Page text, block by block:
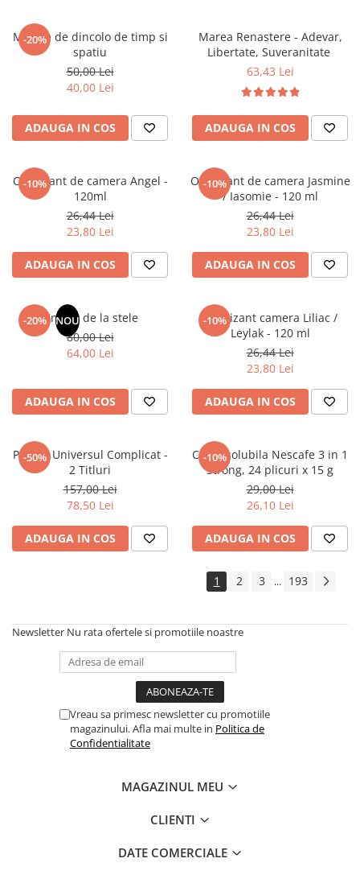
Teatru
Teens Book Club
Birotica & Papetarie
Adezivi si benzi adezive
Accesorii Arhivare
Hartie si Accesorii
Instrumente de scris
Organizare si Arhivare
Articole scolare
Arta
Caiete si Carnetele scolare
Ghiozdane si Penare scolare
Instrumente si Truse Geometrie
Seturi scolare
Calculator
Consumabile & Accesorii
Cadouri
Carti in dar
Literatura Romana
Carte Prescolara, Joc
Carti cartonate
-20%
Mesaje de dincolo de timp si
spatiu
50,00 Lei
40,00 Lei
ADAUGA IN COS
Marea Renastere - Adevar,
Libertate, Suveranitate
63,43 Lei
ADAUGA IN COS
-10%
Odorizant de camera Angel -
120ml
26,44 Lei
23,80 Lei
ADAUGA IN COS
-10%
Odorizant de camera Jasmine
/ Iasomie - 120 ml
26,44 Lei
23,80 Lei
ADAUGA IN COS
-20% NOU
Un dar de la stele
80,00 Lei
64,00 Lei
ADAUGA IN COS
-10%
Odorizant camera Liliac /
Leylak - 120 ml
26,44 Lei
23,80 Lei
ADAUGA IN COS
-50%
Pachet Universul Complicat -
2 Titluri
157,00 Lei
78,50 Lei
ADAUGA IN COS
-10%
Cafea solubila Nescafe 3 in 1
Strong, 24 plicuri x 15 g
29,00 Lei
26,10 Lei
ADAUGA IN COS
1 2 3 ... 193
Newsletter Nu rata ofertele si promotiile noastre
Vreau sa primesc newsletter cu promotiile
magazinului. Afla mai multe in Politica de
Confidentialitate
MAGAZINUL MEU
CLIENTI
DATE COMERCIALE